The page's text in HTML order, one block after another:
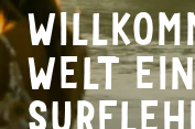
Reiseart
Über uns
WELT